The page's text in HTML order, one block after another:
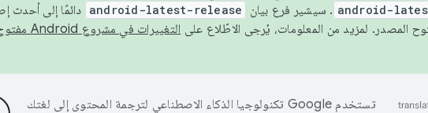
android- . سيشير فرع بيان android-latest-release دائمًا إلى أحدث
التغييرات في مشروع Android مفتوح المصدر
تستخدم Google تكنولوجيا الذكاء الاصطناعي لترجمة المحتوى إلى لغتك